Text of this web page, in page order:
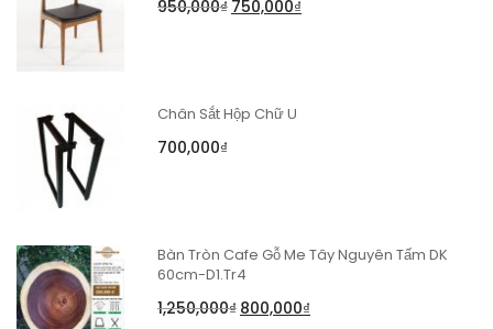
950,000₫ 750,000₫
Chân Sắt Hộp Chữ U
700,000₫
Bàn Tròn Cafe Gỗ Me Tây Nguyên Tấm DK
60cm-D1.Tr4
1,250,000₫ 800,000₫